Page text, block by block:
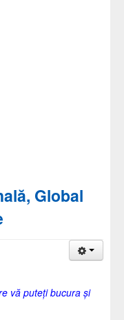
Global
vă puteți bucura și